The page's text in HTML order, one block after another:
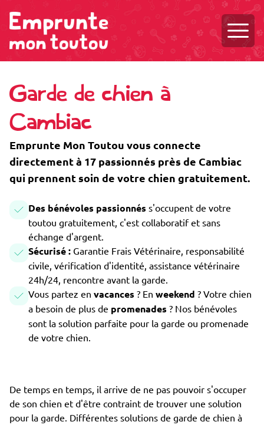
Garde de chien à
Cambiac
Emprunte Mon Toutou vous connecte
directement à 17 passionnés près de Cambiac
qui prennent soin de votre chien gratuitement.
Des bénévoles passionnés s'occupent de votre
toutou gratuitement, c'est collaboratif et sans
échange d'argent.
Sécurisé : Garantie Frais Vétérinaire, responsabilité
civile, vérification d'identité, assistance vétérinaire
24h/24, rencontre avant la garde.
Vous partez en vacances ? En weekend ? Votre chien
a besoin de plus de promenades ? Nos bénévoles
sont la solution parfaite pour la garde ou promenade
de votre chien.
De temps en temps, il arrive de ne pas pouvoir s'occuper
de son chien et d'être contraint de trouver une solution
pour la garde. Différentes solutions de garde de chien à